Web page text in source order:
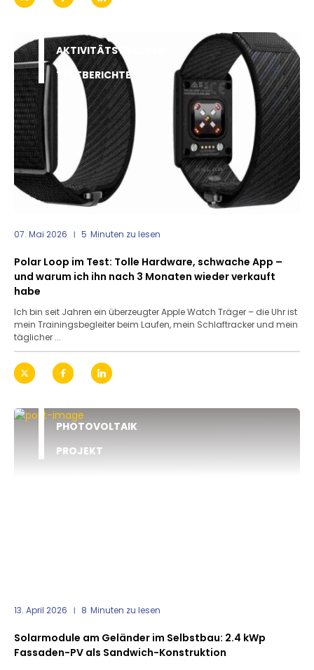
AKTIVITÄTSTRACKER
TESTBERICHTE
07. Mai 2026 5 Minuten zu lesen
Polar Loop im Test: Tolle Hardware, schwache App –
und warum ich ihn nach 3 Monaten wieder verkauft
habe
Ich bin seit Jahren ein überzeugter Apple Watch Träger – die Uhr ist
mein Trainingsbegleiter beim Laufen, mein Schlaftracker und mein
täglicher ...
PHOTOVOLTAIK
PROJEKT
13. April 2026 8 Minuten zu lesen
Solarmodule am Geländer im Selbstbau: 2.4 kWp
Fassaden-PV als Sandwich-Konstruktion